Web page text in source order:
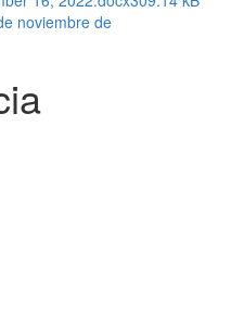
noviembre de